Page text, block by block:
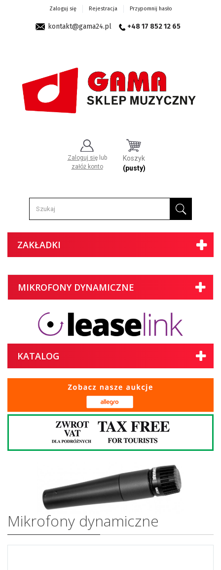
Zaloguj się Rejestracja Przypomnij hasło
kontakt@gama24.pl +48 17 852 12 65
Zaloguj się lub
załóż konto
Koszyk
(pusty)
ZAKŁADKI
MIKROFONY DYNAMICZNE
KATALOG
Mikrofony dynamiczne